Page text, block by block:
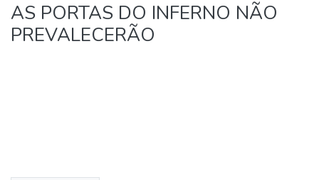
AS PORTAS DO INFERNO NÃO
PREVALECERÃO